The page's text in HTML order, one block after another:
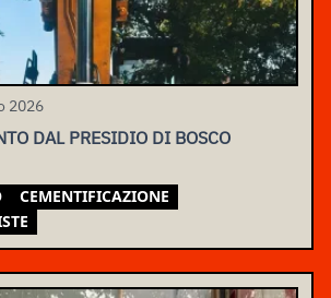
2026
DAL PRESIDIO DI BOSCO
CEMENTIFICAZIONE